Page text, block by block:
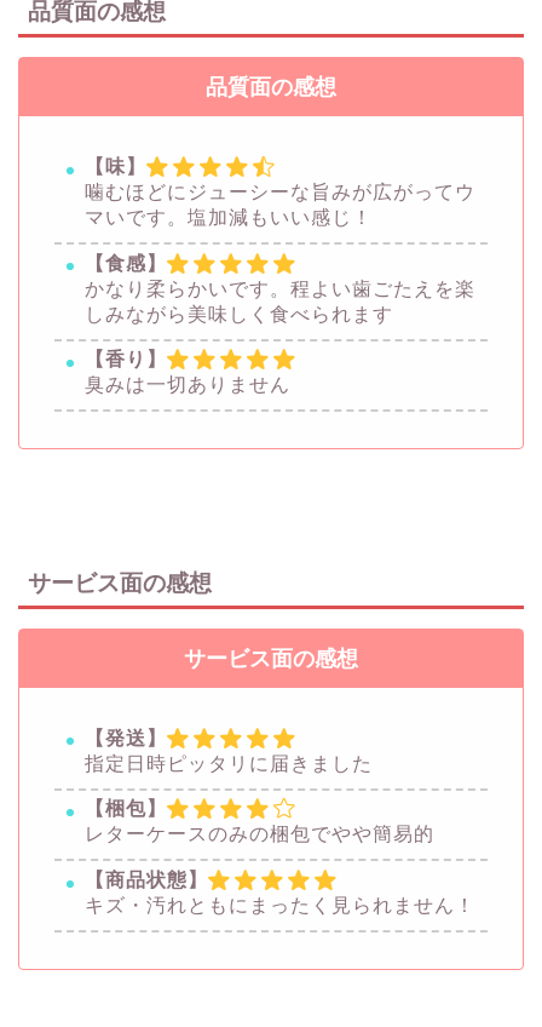
品質面の感想
品質面の感想
【味】
噛むほどにジューシーな旨みが広がってウ
マいです。塩加減もいい感じ！
【食感】
かなり柔らかいです。程よい歯ごたえを楽
しみながら美味しく食べられます
【香り】
臭みは一切ありません
サービス面の感想
サービス面の感想
【発送】
指定日時ピッタリに届きました
【梱包】
レターケースのみの梱包でやや簡易的
【商品状態】
キズ・汚れともにまったく見られません！